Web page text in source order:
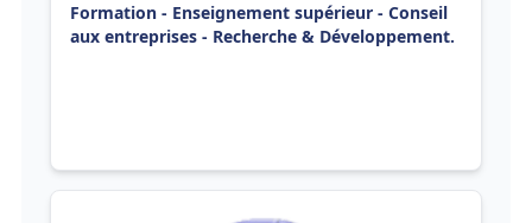
Formation - Enseignement supérieur - Conseil
aux entreprises - Recherche & Développement.